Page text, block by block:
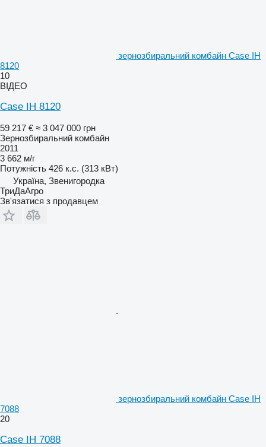
зернозбиральний комбайн Case IH
8120
10
ВІДЕО
Case IH 8120
59 217 € ≈ 3 047 000 грн
Зернозбиральний комбайн
2011
3 662 м/г
Потужність 426 к.с. (313 кВт)
Україна, Звенигородка
ТриДаАгро
Зв'язатися з продавцем
зернозбиральний комбайн Case IH
7088
20
Case IH 7088